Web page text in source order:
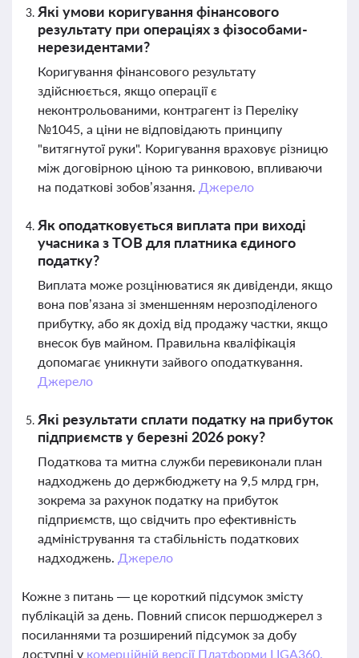
Які умови коригування фінансового
результату при операціях з фізособами-
нерезидентами?
Коригування фінансового результату
здійснюється, якщо операції є
неконтрольованими, контрагент із Переліку
№1045, а ціни не відповідають принципу
"витягнутої руки". Коригування враховує різницю
між договірною ціною та ринковою, впливаючи
на податкові зобов’язання. Джерело
Як оподатковується виплата при виході
учасника з ТОВ для платника єдиного
податку?
Виплата може розцінюватися як дивіденди, якщо
вона пов’язана зі зменшенням нерозподіленого
прибутку, або як дохід від продажу частки, якщо
внесок був майном. Правильна кваліфікація
допомагає уникнути зайвого оподаткування.
Джерело
Які результати сплати податку на прибуток
підприємств у березні 2026 року?
Податкова та митна служби перевиконали план
надходжень до держбюджету на 9,5 млрд грн,
зокрема за рахунок податку на прибуток
підприємств, що свідчить про ефективність
адміністрування та стабільність податкових
надходжень. Джерело
Кожне з питань — це короткий підсумок змісту
публікацій за день. Повний список першоджерел з
посиланнями та розширений підсумок за добу
доступні у комерційній версії Платформи LIGA360.